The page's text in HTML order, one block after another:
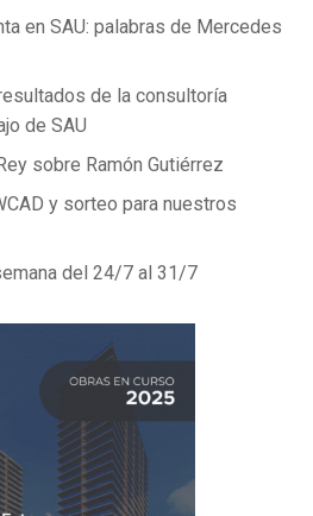
en SAU: palabras de Mercedes
de la consultoría
de SAU
sobre Ramón Gutiérrez
y sorteo para nuestros
del 24/7 al 31/7